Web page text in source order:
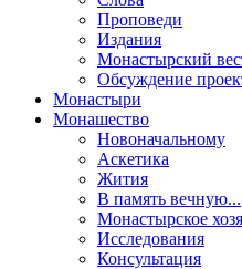
Проповеди
Издания
Монастырский
Обсуждение
Монастыри
Монашество
Новоначальному
Аскетика
Жития
В память вечную...
Монастырское
Исследования
Консультация